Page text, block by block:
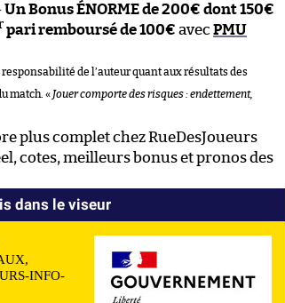
Un Bonus ÉNORME de 200€ dont 150€
pari remboursé de 100€ avec PMU
de l’auteur quant aux résultats des
match. « Jouer comporte des risques : endettement,
plus complet chez RueDesJoueurs
cotes, meilleurs bonus et pronos des
dans le viseur
INFO-